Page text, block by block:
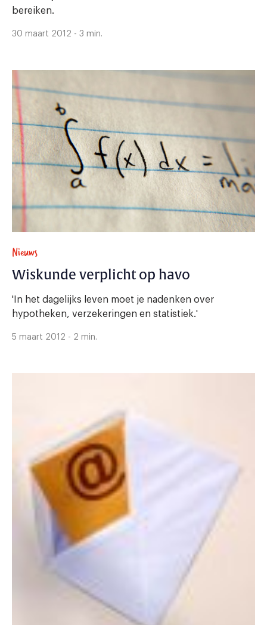
bereiken.
30 maart 2012 - 3 min.
Nieuws
Wiskunde verplicht op havo
'In het dagelijks leven moet je nadenken over
hypotheken, verzekeringen en statistiek.'
5 maart 2012 - 2 min.